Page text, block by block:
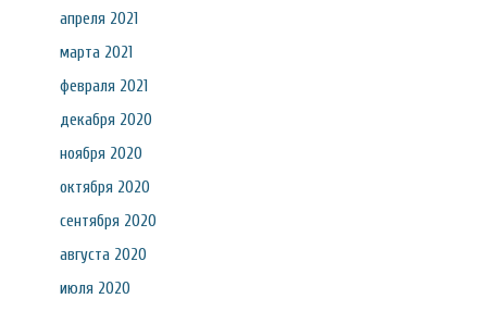
апреля 2021
марта 2021
февраля 2021
декабря 2020
ноября 2020
октября 2020
сентября 2020
августа 2020
июля 2020